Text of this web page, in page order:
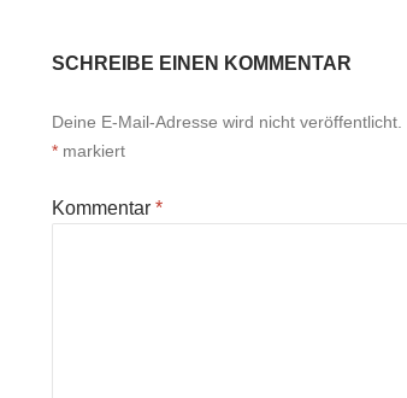
SCHREIBE EINEN KOMMENTAR
Deine E-Mail-Adresse wird nicht veröffentlicht.
* markiert
Kommentar *